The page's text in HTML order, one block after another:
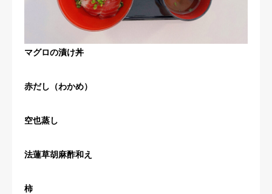
マグロの漬け丼
赤だし（わかめ）
空也蒸し
法蓮草胡麻酢和え
柿